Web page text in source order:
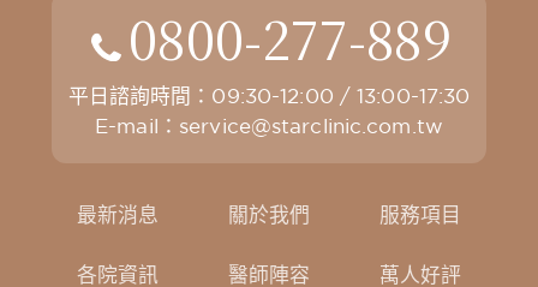
0800-277-889
平日諮詢時間：09:30-12:00 / 13:00-17:30
E-mail： service@starclinic.com.tw
最新消息 關於我們 服務項目
各院資訊 醫師陣容 萬人好評